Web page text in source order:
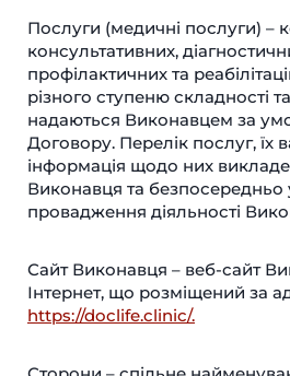
Послуги (медичні послуги) –
консультативних,
профілактичних та
різного ступеню складності
надаються Виконавцем за
Договору. Перелік послуг, їх
інформація щодо них
Виконавця та безпосередньо
провадження діяльності
Сайт Виконавця – веб-сайт
Інтернет, що розміщений за
https://doclife.clinic/.